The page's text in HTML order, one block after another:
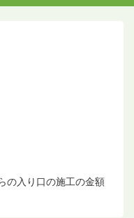
の入り口の施工の金額